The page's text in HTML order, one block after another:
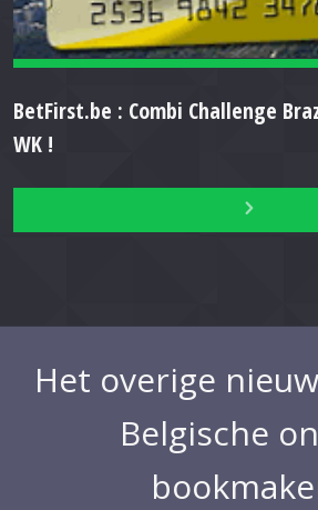
BetFirst.be : Combi Challenge
WK !
Het overige
Belgische